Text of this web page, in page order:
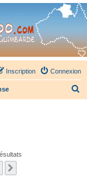
communauté.
Connexion
Inscription